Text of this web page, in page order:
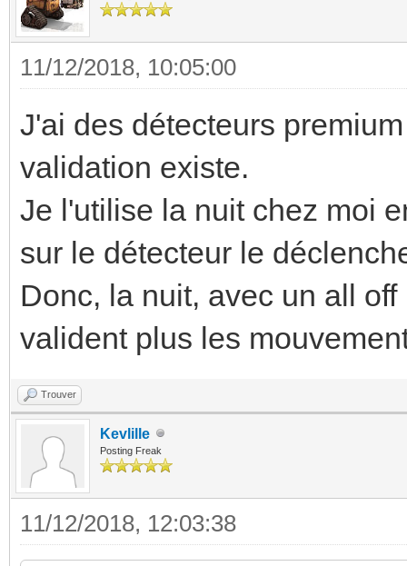
11/12/2018, 10:05:00
J'ai des détecteurs
validation existe.
Je l'utilise la nuit chez moi
sur le détecteur le
Donc, la nuit, avec un all
valident plus les
Trouver
Kevlille
Posting Freak
11/12/2018, 12:03:38